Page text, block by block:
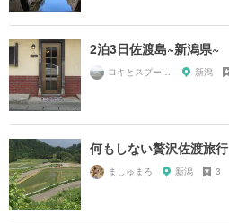
2泊3日佐渡島~新潟県~
ロキとスプーン🥄 新潟
何もしない贅沢佐渡旅行
ましゅまろ 新潟 3